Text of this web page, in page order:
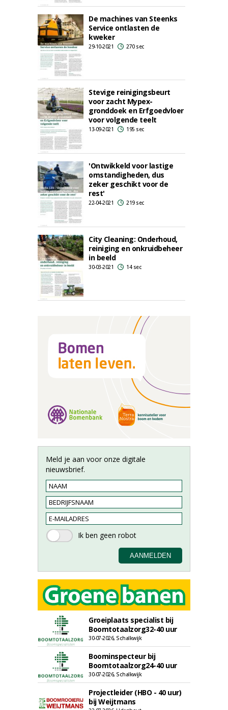
De machines van Steenks
Service ontlasten de
kweker
29-10-2021 270 sec
Stevige reinigingsbeurt
voor zacht Mypex-
gronddoek en Erfgoedvloer
voor volgende teelt
13-09-2021 195 sec
'Ontwikkeld voor lastige
omstandigheden, dus
zeker geschikt voor de
rest'
22-04-2021 219 sec
City Cleaning: Onderhoud,
reiniging en onkruidbeheer
in beeld
30-03-2021 14 sec
Meld je aan voor onze digitale
nieuwsbrief.
Groeiplaats specialist bij
Boomtotaalzorg32-40 uur
30-07-2026, Schalkwijk
Boominspecteur bij
Boomtotaalzorg24-40 uur
30-07-2026, Schalkwijk
Projectleider (HBO - 40 uur)
bij Weijtmans